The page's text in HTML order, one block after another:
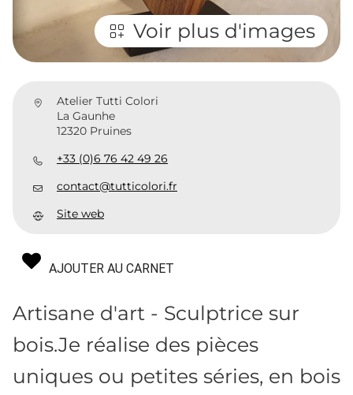
Voir plus d'images
Atelier Tutti Colori
La Gaunhe
12320 Pruines
+33 (0)6 76 42 49 26
contact@tutticolori.fr
Site web
AJOUTER AU CARNET
Artisane d'art - Sculptrice sur
bois.Je réalise des pièces
uniques ou petites séries, en bois